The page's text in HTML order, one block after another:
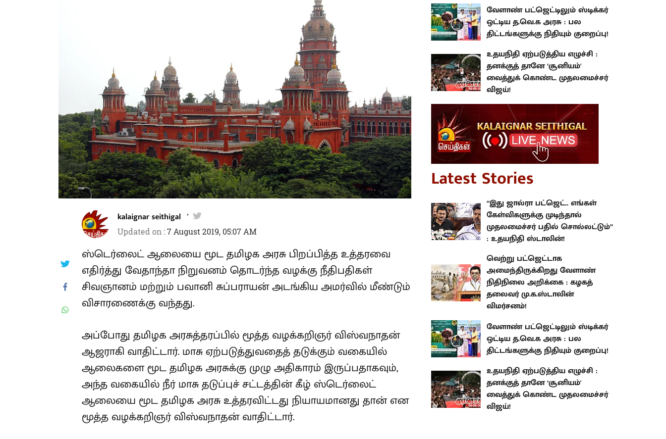
kalaignar seithigal
Updated on :7 August 2019, 05:07 AM
ஸ்டெர்லைட் ஆலையை மூட தமிழக அரசு பிறப்பித்த உத்தரவை
எதிர்த்து வேதாந்தா நிறுவனம் தொடர்ந்த வழக்கு நீதிபதிகள்
சிவஞானம் மற்றும் பவானி சுப்பராயன் அடங்கிய அமர்வில் மீண்டும்
விசாரணைக்கு வந்தது.
அப்போது தமிழக அரசுத்தரப்பில் மூத்த வழக்கறிஞர் விஸ்வநாதன்
ஆஜராகி வாதிட்டார். மாசு ஏற்படுத்துவதைத் தடுக்கும் வகையில்
ஆலைகளை மூட தமிழக அரசுக்கு முழு அதிகாரம் இருப்பதாகவும்,
அந்த வகையில் நீர் மாசு தடுப்புச் சட்டத்தின் கீழ் ஸ்டெர்லைட்
ஆலையை மூட தமிழக அரசு உத்தரவிட்டது நியாயமானது தான் என
மூத்த வழக்கறிஞர் விஸ்வநாதன் வாதிட்டார்.
வேளாண் பட்ஜெட்டிலும் ஸ்டிக்கர்
ஒட்டிய த.வெ.க அரசு : பல
திட்டங்களுக்கு நிதியும் குறைப்பு!
உதயநிதி ஏற்படுத்திய எழுச்சி :
தனக்குத் தானே ‘சூனியம்'
வைத்துக் கொண்ட முதலமைச்சர்
விஜய்!
Latest Stories
“இது ஜால்ரா பட்ஜெட்.. எங்கள்
கேள்விகளுக்கு முடிந்தால்
முதலமைச்சர் பதில் சொல்லட்டும்”
: உதயநிதி ஸ்டாலின்!
வெற்று பட்ஜெட்டாக
அமைந்திருக்கிறது வேளாண்
நிதிநிலை அறிக்கை : கழகத்
தலைவர் மு.க.ஸ்டாலின்
விமர்சனம்!
வேளாண் பட்ஜெட்டிலும் ஸ்டிக்கர்
ஒட்டிய த.வெ.க அரசு : பல
திட்டங்களுக்கு நிதியும் குறைப்பு!
உதயநிதி ஏற்படுத்திய எழுச்சி :
தனக்குத் தானே ‘சூனியம்'
வைத்துக் கொண்ட முதலமைச்சர்
விஜய்!